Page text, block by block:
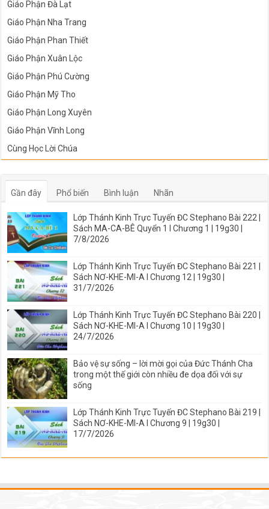
Giáo Phận Đà Lạt
Giáo Phận Nha Trang
Giáo Phận Phan Thiết
Giáo Phận Xuân Lộc
Giáo Phận Phú Cường
Giáo Phận Mỹ Tho
Giáo Phận Long Xuyên
Giáo Phận Vĩnh Long
Cùng Học Lời Chúa
Gần đây Phổ biến Bình luận Nhãn
Lớp Thánh Kinh Trực Tuyến ĐC Stephano Bài 222 |
Sách MA-CA-BÊ Quyển 1 I Chương 1 | 19g30 |
7/8/2026
Lớp Thánh Kinh Trực Tuyến ĐC Stephano Bài 221 |
Sách NƠ-KHE-MI-A I Chương 12 | 19g30 |
31/7/2026
Lớp Thánh Kinh Trực Tuyến ĐC Stephano Bài 220 |
Sách NƠ-KHE-MI-A I Chương 10 | 19g30 |
24/7/2026
Bảo vệ sự sống – lời mời gọi của Đức Thánh Cha
trong một thế giới còn nhiều đe dọa đối với sự
sống
Lớp Thánh Kinh Trực Tuyến ĐC Stephano Bài 219 |
Sách NƠ-KHE-MI-A I Chương 9 | 19g30 |
17/7/2026